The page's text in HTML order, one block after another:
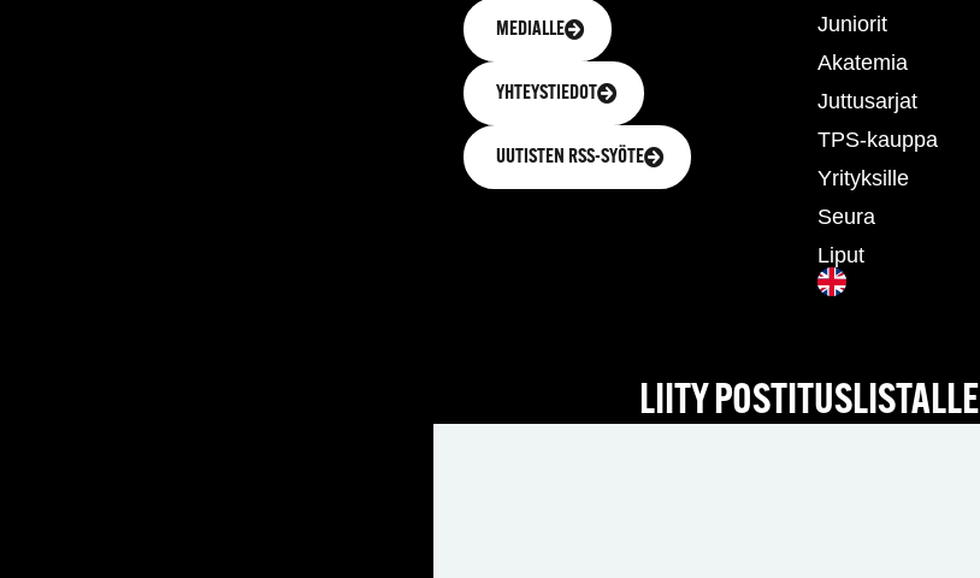
MEDIALLE
YHTEYSTIEDOT
UUTISTEN RSS-SYÖTE
Juniorit
Akatemia
Juttusarjat
TPS-kauppa
Yrityksille
Seura
Liput
LIITY POSTITUSLISTALLE